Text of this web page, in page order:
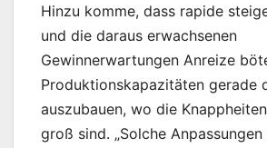
Hinzu komme, dass rapide
und die daraus erwachsenen
Gewinnerwartungen Anreize
Produktionskapazitäten gerade
auszubauen, wo die
groß sind. „Solche